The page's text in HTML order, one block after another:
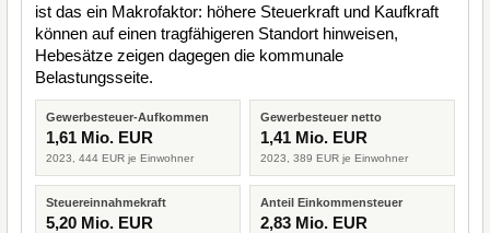
ist das ein Makrofaktor: höhere Steuerkraft und Kaufkraft
können auf einen tragfähigeren Standort hinweisen,
Hebesätze zeigen dagegen die kommunale
Belastungsseite.
Gewerbesteuer-Aufkommen
1,61 Mio. EUR
2023, 444 EUR je Einwohner
Gewerbesteuer netto
1,41 Mio. EUR
2023, 389 EUR je Einwohner
Steuereinnahmekraft
5,20 Mio. EUR
Anteil Einkommensteuer
2,83 Mio. EUR